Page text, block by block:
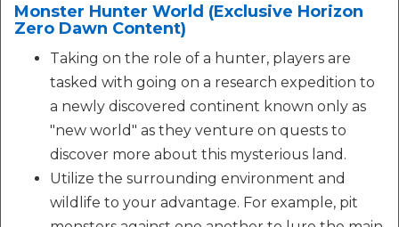
Monster Hunter World (Exclusive Horizon
Zero Dawn Content)
Taking on the role of a hunter, players are
tasked with going on a research expedition to
a newly discovered continent known only as
"new world" as they venture on quests to
discover more about this mysterious land.
Utilize the surrounding environment and
wildlife to your advantage. For example, pit